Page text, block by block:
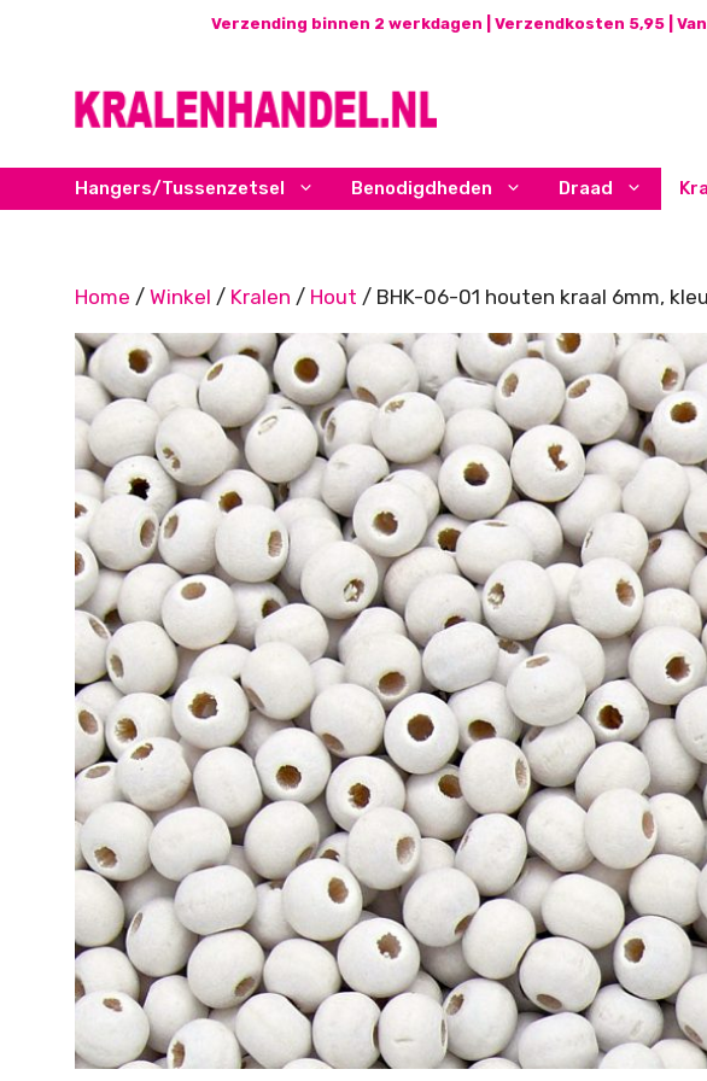
Verzending binnen 2 werkdagen | Verzendkosten 5,95 |
Hangers/Tussenzetsel Benodigdheden Draad
Home / Winkel / Kralen / Hout / BHK-06-01 houten kraal 6mm,